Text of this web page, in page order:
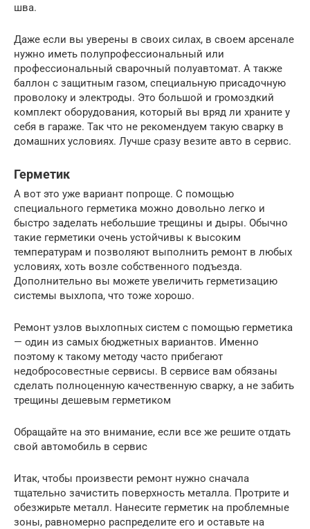
шва.
Даже если вы уверены в своих силах, в своем арсенале
нужно иметь полупрофессиональный или
профессиональный сварочный полуавтомат. А также
баллон с защитным газом, специальную присадочную
проволоку и электроды. Это большой и громоздкий
комплект оборудования, который вы вряд ли храните у
себя в гараже. Так что не рекомендуем такую сварку в
домашних условиях. Лучше сразу везите авто в сервис.
Герметик
А вот это уже вариант попроще. С помощью
специального герметика можно довольно легко и
быстро заделать небольшие трещины и дыры. Обычно
такие герметики очень устойчивы к высоким
температурам и позволяют выполнить ремонт в любых
условиях, хоть возле собственного подъезда.
Дополнительно вы можете увеличить герметизацию
системы выхлопа, что тоже хорошо.
Ремонт узлов выхлопных систем с помощью герметика
— один из самых бюджетных вариантов. Именно
поэтому к такому методу часто прибегают
недобросовестные сервисы. В сервисе вам обязаны
сделать полноценную качественную сварку, а не забить
трещины дешевым герметиком
Обращайте на это внимание, если все же решите отдать
свой автомобиль в сервис
Итак, чтобы произвести ремонт нужно сначала
тщательно зачистить поверхность металла. Протрите и
обезжирьте металл. Нанесите герметик на проблемные
зоны, равномерно распределите его и оставьте на